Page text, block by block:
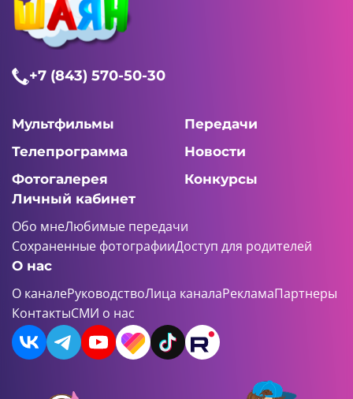
+7 (843) 570-50-30
Мультфильмы
Передачи
Телепрограмма
Новости
Фотогалерея
Конкурсы
Личный кабинет
Обо мнеЛюбимые передачи
Сохраненные фотографииДоступ для родителей
О нас
О каналеРуководствоЛица каналаРекламаПартнеры
КонтактыСМИ о нас